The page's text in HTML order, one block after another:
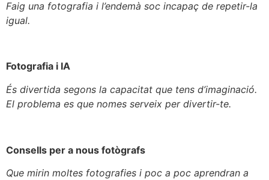
Faig una fotografia i l’endemà soc incapaç de repetir-la
igual.
Fotografia i IA
És divertida segons la capacitat que tens d’imaginació.
El problema es que nomes serveix per divertir-te.
Consells per a nous fotògrafs
Que mirin moltes fotografies i poc a poc aprendran a